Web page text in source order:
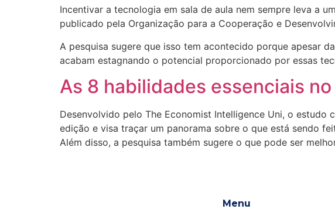
Incentivar a tecnologia em sala de aula nem sempre leva a
publicado pela Organização para a Cooperação e
A pesquisa sugere que isso tem acontecido porque apesar
acabam estagnando o potencial proporcionado por essas
As 8 habilidades essenciais
Desenvolvido pelo The Economist Intelligence Uni, o estudo
edição e visa traçar um panorama sobre o que está sendo
Além disso, a pesquisa também sugere o que pode ser
Menu